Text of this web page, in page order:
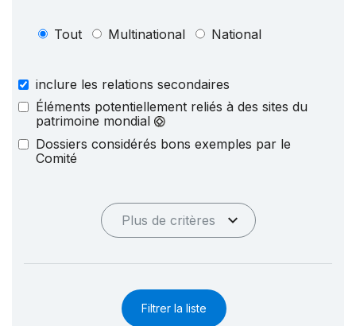
Tout Multinational National
inclure les relations secondaires
Éléments potentiellement reliés à des sites du
patrimoine mondial
Dossiers considérés bons exemples par le
Comité
Plus de critères
Filtrer la liste